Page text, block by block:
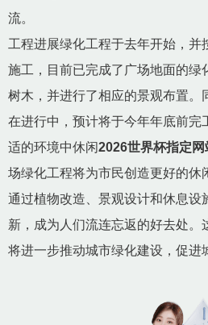
流。
工程进展绿化工程于去年开始，并
施工，目前已完成了广场地面的绿
树木，并进行了相应的景观布置。
在进行中，预计将于今年年底前完
适的环境中休闲2026世界杯指定网
场绿化工程将为市民创造更好的休
通过植物改造、景观设计和休息设
新，成为人们流连忘返的好去处。
将进一步推动城市绿化建设，促进